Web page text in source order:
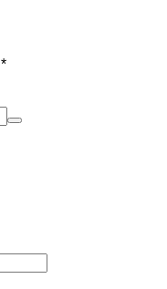
*Erforderlich